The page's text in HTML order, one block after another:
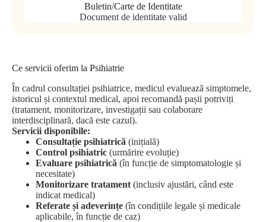
Buletin/Carte de Identitate
Document de identitate valid
Ce servicii oferim la Psihiatrie
În cadrul consultației psihiatrice, medicul evaluează simptomele,
istoricul și contextul medical, apoi recomandă pașii potriviți
(tratament, monitorizare, investigații sau colaborare
interdisciplinară, dacă este cazul).
Servicii disponibile:
Consultație psihiatrică (inițială)
Control psihiatric (urmărire evoluție)
Evaluare psihiatrică (în funcție de simptomatologie și
necesitate)
Monitorizare tratament (inclusiv ajustări, când este
indicat medical)
Referate și adeverințe (în condițiile legale și medicale
aplicabile, în funcție de caz)